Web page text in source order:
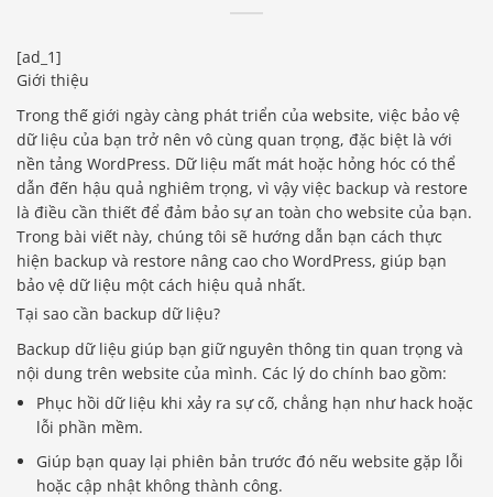
[ad_1]
Giới thiệu
Trong thế giới ngày càng phát triển của website, việc bảo vệ
dữ liệu của bạn trở nên vô cùng quan trọng, đặc biệt là với
nền tảng WordPress. Dữ liệu mất mát hoặc hỏng hóc có thể
dẫn đến hậu quả nghiêm trọng, vì vậy việc backup và restore
là điều cần thiết để đảm bảo sự an toàn cho website của bạn.
Trong bài viết này, chúng tôi sẽ hướng dẫn bạn cách thực
hiện backup và restore nâng cao cho WordPress, giúp bạn
bảo vệ dữ liệu một cách hiệu quả nhất.
Tại sao cần backup dữ liệu?
Backup dữ liệu giúp bạn giữ nguyên thông tin quan trọng và
nội dung trên website của mình. Các lý do chính bao gồm:
Phục hồi dữ liệu khi xảy ra sự cố, chẳng hạn như hack hoặc
lỗi phần mềm.
Giúp bạn quay lại phiên bản trước đó nếu website gặp lỗi
hoặc cập nhật không thành công.